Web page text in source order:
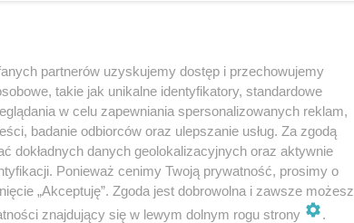
partnerów uzyskujemy dostęp i przechowujemy
takie jak unikalne identyfikatory, standardowe
w celu zapewniania spersonalizowanych reklam,
badanie odbiorców oraz ulepszanie usług. Za zgodą
dokładnych danych geolokalizacyjnych oraz aktywnie
Ponieważ cenimy Twoją prywatność, prosimy o
„Akceptuję”. Zgoda jest dobrowolna i zawsze możesz
znajdujący się w lewym dolnym rogu strony
.